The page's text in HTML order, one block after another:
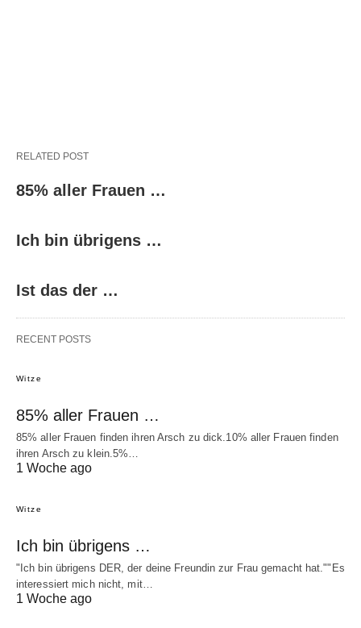
RELATED POST
85% aller Frauen …
Ich bin übrigens …
Ist das der …
RECENT POSTS
Witze
85% aller Frauen …
85% aller Frauen finden ihren Arsch zu dick.10% aller Frauen finden
ihren Arsch zu klein.5%…
1 Woche ago
Witze
Ich bin übrigens …
"Ich bin übrigens DER, der deine Freundin zur Frau gemacht hat.""Es
interessiert mich nicht, mit…
1 Woche ago